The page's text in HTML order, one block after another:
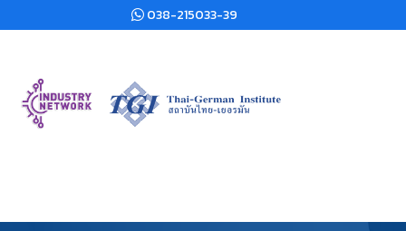
038-215033-39